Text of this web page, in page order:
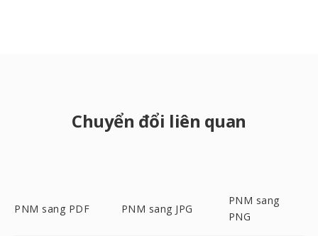
Chuyển đổi liên quan
PNM sang PDF PNM sang JPG
PNM sang
PNG